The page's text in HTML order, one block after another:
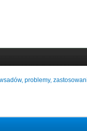
problemy,